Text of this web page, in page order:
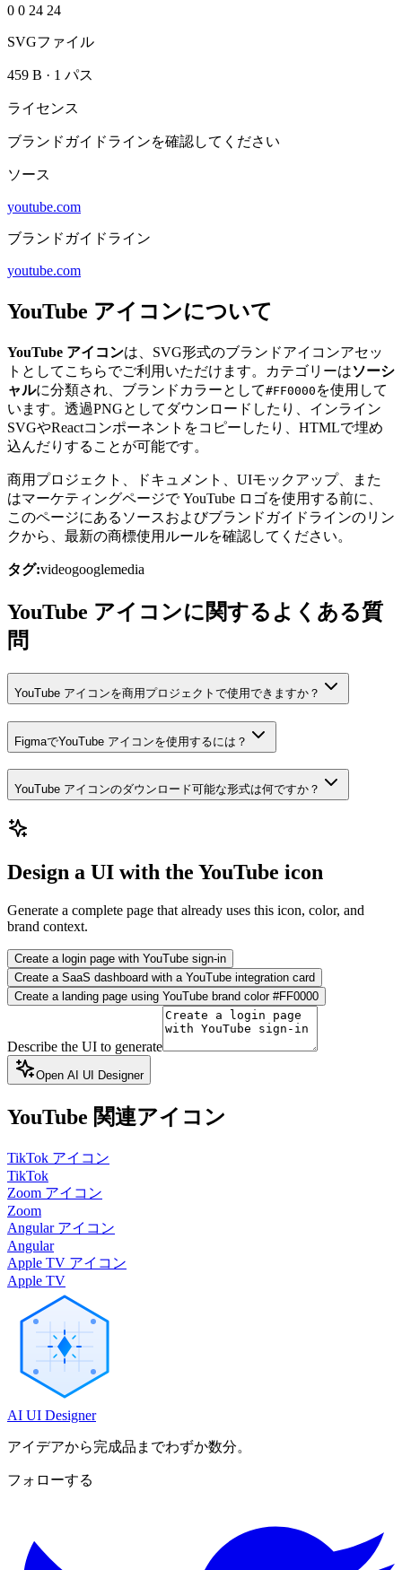
0 0 24 24
SVGファイル
459 B · 1 パス
ライセンス
ブランドガイドラインを確認してください
ソース
youtube.com
ブランドガイドライン
youtube.com
YouTube アイコンについて
YouTube アイコンは、SVG形式のブランドアイコンアセッ
トとしてこちらでご利用いただけます。カテゴリーはソーシ
ャルに分類され、ブランドカラーとして#FF0000 を使用して
います。透過PNGとしてダウンロードしたり、インライン
SVGやReactコンポーネントをコピーしたり、HTMLで埋め
込んだりすることが可能です。
商用プロジェクト、ドキュメント、UIモックアップ、また
はマーケティングページで YouTube ロゴを使用する前に、
このページにあるソースおよびブランドガイドラインのリン
クから、最新の商標使用ルールを確認してください。
タグ:videogooglemedia
YouTube アイコンに関するよくある質
問
YouTube アイコンを商用プロジェクトで使用できますか？
FigmaでYouTube アイコンを使用するには？
YouTube アイコンのダウンロード可能な形式は何ですか？
Design a UI with the YouTube icon
Generate a complete page that already uses this icon, color, and
brand context.
Create a login page with YouTube sign-in
Create a SaaS dashboard with a YouTube integration card
Create a landing page using YouTube brand color #FF0000
Describe the UI to generate
Open AI UI Designer
YouTube 関連アイコン
TikTok アイコン
TikTok
Zoom アイコン
Zoom
Angular アイコン
Angular
Apple TV アイコン
Apple TV
AI UI Designer
アイデアから完成品までわずか数分。
フォローする